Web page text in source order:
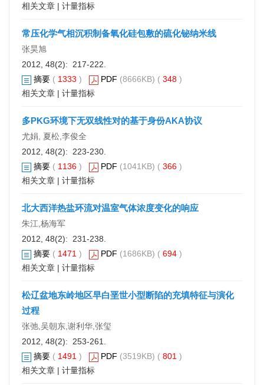
相关文章 | 计量指标
常压化学气相沉积制备氧化硅包敷的硫化铋纳米线
张昊旭
2012, 48(2): 217-222.
摘要 ( 1333 ) PDF (8666KB) ( 348 )
相关文章 | 计量指标
多PKG环境下无双线性对的基于身份AKA协议
尤娟, 夏松,李俊全
2012, 48(2): 223-230.
摘要 ( 1136 ) PDF (1041KB) ( 366 )
相关文章 | 计量指标
北大西洋热盐环流对温室气体浓度变化的响应
朱江,杨海军
2012, 48(2): 231-238.
摘要 ( 1471 ) PDF (1686KB) ( 694 )
相关文章 | 计量指标
松辽盆地东岭地区早白垩世小型断陷的充填特征与演化
过程
张弛,吴朝东,谢利华,张玺
2012, 48(2): 253-261.
摘要 ( 1491 ) PDF (3519KB) ( 801 )
相关文章 | 计量指标